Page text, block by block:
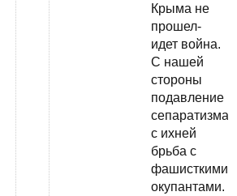
Крыма не
прошел-
идет война.
С нашей
стороны
подавление
сепаратизма
с ихней
брьба с
фашисткими
окупантами.